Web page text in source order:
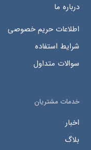
درباره ما
اطلاعات حریم خصوصی
شرایط استفاده
سوالات متداول
خدمات مشتریان
اخبار
بلاگ